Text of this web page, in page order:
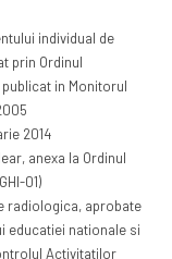
individual de
prin Ordinul
publicat in Monitorul
2014
anexa la Ordinul
01)
radiologica, aprobate
educatiei nationale si
Activitatilor